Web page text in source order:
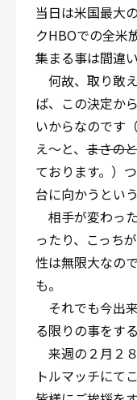
当日は米国最大
クHBOでの全米
集まる事は間違
何故、取り敢
ば、この決定か
いからなのです
え〜と、 まさの
ております。）
台に向かうとい
相手が変わっ
ったり、こっち
性は無限大なの
も。
それでも今出
る限りの事をす
来週の２月２
トルマッチにて